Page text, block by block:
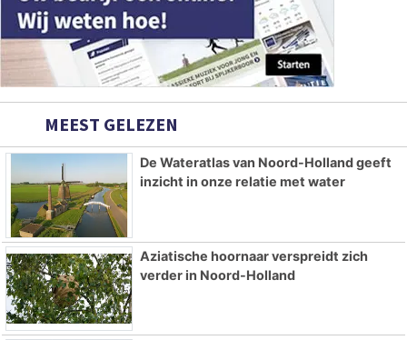
MEEST GELEZEN
De Wateratlas van Noord-Holland geeft
inzicht in onze relatie met water
Aziatische hoornaar verspreidt zich
verder in Noord-Holland